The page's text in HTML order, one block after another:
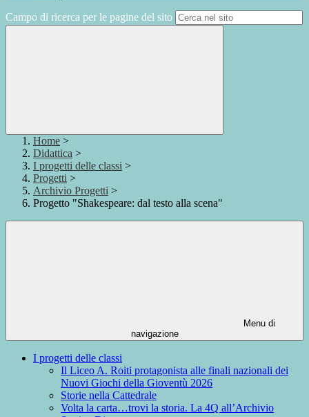
Campo di ricerca per le pagine del sito
Home >
Didattica >
I progetti delle classi >
Progetti >
Archivio Progetti >
Progetto "Shakespeare: dal testo alla scena"
Menu di
navigazione
I progetti delle classi
Il Liceo A. Roiti protagonista alle finali nazionali dei
Nuovi Giochi della Gioventù 2026
Storie nella Cattedrale
Volta la carta…trovi la storia. La 4Q all’Archivio